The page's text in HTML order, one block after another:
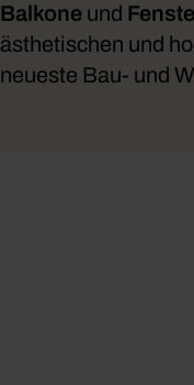
Balkoneund
ästhetischen und
neueste Bau- und